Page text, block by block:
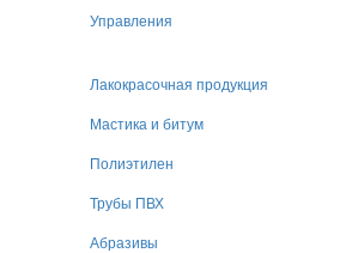
Управления
Лакокрасочная продукция
Мастика и битум
Полиэтилен
Трубы ПВХ
Абразивы